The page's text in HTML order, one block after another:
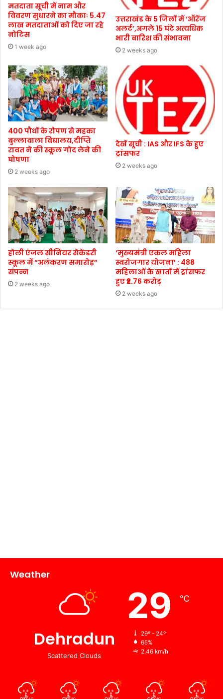
मतदाता सूची में नाम और
विवरण सुधारने का मौकाः 5.47
लाख मतदाताओं को दिए जा रहे
नोटिस
1 week ago
उत्तराखंड के 5 जिलों में ‘ऑरेंज
अलर्ट’,अगले 15 घंटे अत्यधिक
भारी बारिश की संभावना
2 weeks ago
400 पौधों के रोपण से महका
बुल्लावाला विद्यालय,दीप्ति
रावत ने की स्कूल गोद लेने की
घोषणा
2 weeks ago
देखें सूची : IAS और IFS के हुए
ट्रांसफर
2 weeks ago
होली एंजल सीनियर सेकेंडरी
स्कूल में “अलंकरण समारोह”
संपन्न
2 weeks ago
‘मुख्यमंत्री एकल महिला
स्वरोजगार योजना’ : 488
महिलाओं के खातों में ट्रांसफर
हुए ₹2.76 करोड़
2 weeks ago
Weather
Dehradun
Scattered Clouds
29 ℃
29º - 24º
65%
2.46 km/h